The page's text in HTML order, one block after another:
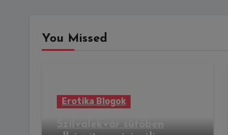
You Missed
Erotika Blogok
Szilvalekvár sütőben